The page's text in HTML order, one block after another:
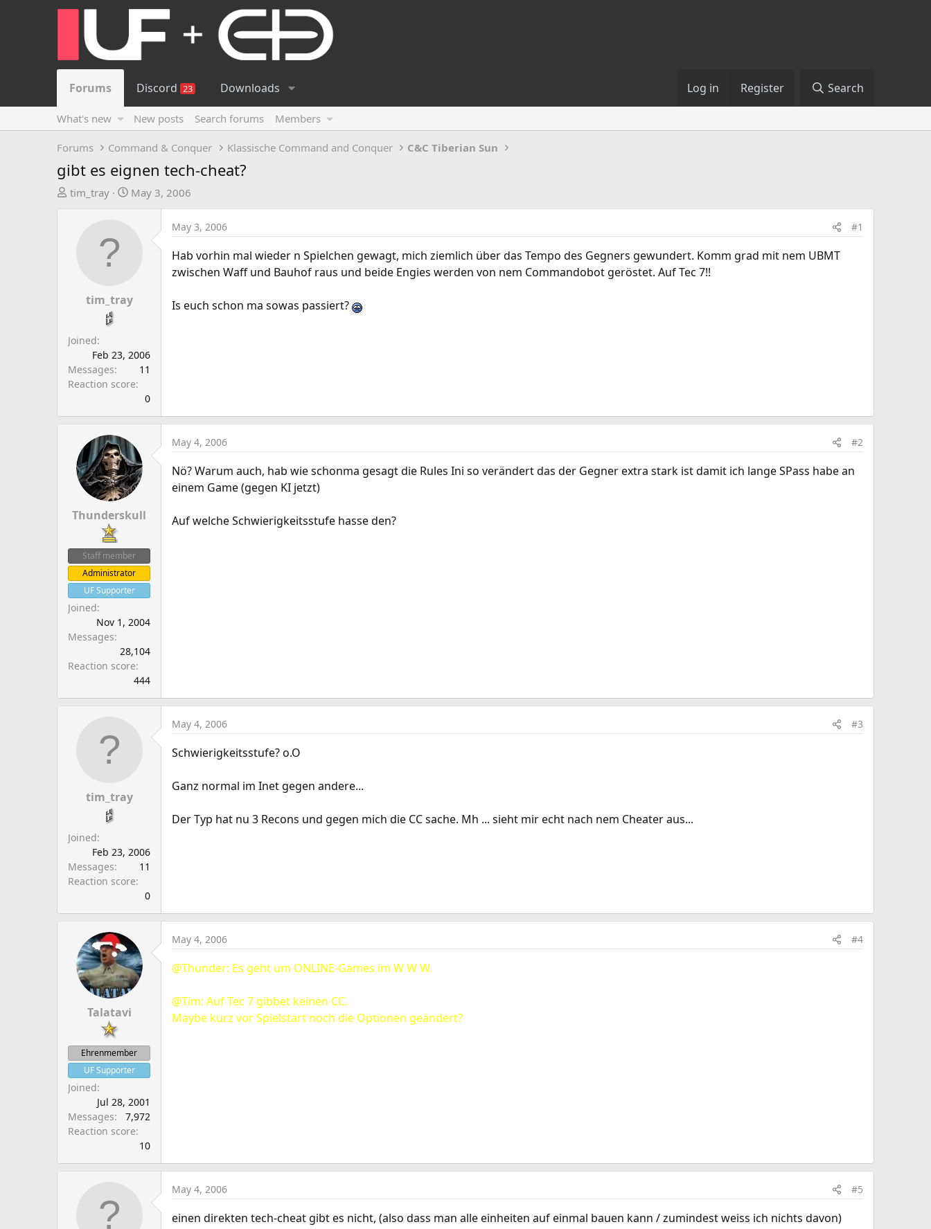
Forums Discord 23 Downloads Log in Register Search
What's new New posts Search forums Members
Forums Command & Conquer Klassische Command and Conquer C&C Tiberian Sun
gibt es eignen tech-cheat?
T
t
r
tim_tray
S
t
May 3, 2006
tim_tray
Joined
Feb 23, 2006
Messages
11
Reaction score
0
May 3, 2006 #1
Hab vorhin mal wieder n Spielchen gewagt, mich ziemlich über das Tempo des Gegners gewundert. Komm grad mit nem UBMT
zwischen Waff und Bauhof raus und beide Engies werden von nem Commandobot geröstet. Auf Tec 7!!
Is euch schon ma sowas passiert?
Thunderskull
Staff member
Administrator
UF Supporter
Joined
Nov 1, 2004
Messages
28,104
Reaction score
444
May 4, 2006 #2
Nö? Warum auch, hab wie schonma gesagt die Rules Ini so verändert das der Gegner extra stark ist damit ich lange SPass habe an
einem Game (gegen KI jetzt)
Auf welche Schwierigkeitsstufe hasse den?
tim_tray
Joined
Feb 23, 2006
Messages
11
Reaction score
0
May 4, 2006 #3
Schwierigkeitsstufe? o.O
Ganz normal im Inet gegen andere...
Der Typ hat nu 3 Recons und gegen mich die CC sache. Mh ... sieht mir echt nach nem Cheater aus...
Talatavi
Ehrenmember
UF Supporter
Joined
Jul 28, 2001
Messages
7,972
Reaction score
10
May 4, 2006 #4
@Thunder: Es geht um ONLINE-Games im W W W.
@Tim: Auf Tec 7 gibbet keinen CC.
Maybe kurz vor Spielstart noch die Optionen geändert?
May 4, 2006 #5
einen direkten tech-cheat gibt es nicht, (also dass man alle einheiten auf einmal bauen kann / zumindest weiss ich nichts davon)